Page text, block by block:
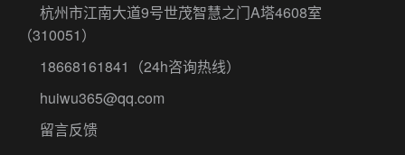
杭州市江南大道9号世茂智慧之门A塔4608室
（310051）
18668161841
（24h咨询热线）
huiwu365@qq.com
留言反馈